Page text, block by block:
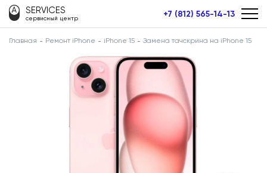
SERVICES
сервисный центр +7 (812) 565-14-13
Главная Ремонт iPhone iPhone 15 Замена тачскрина на iPhone 15